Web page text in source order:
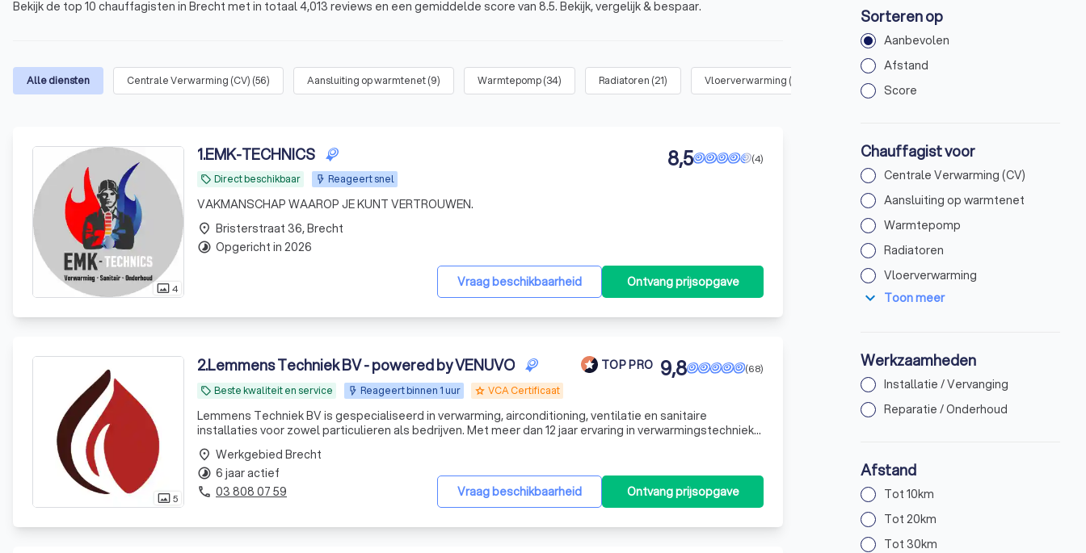
Bekijk de top 10 chauffagisten in Brecht met in totaal 4,013 reviews en een gemiddelde score van 8.5. Bekijk, vergelijk & bespaar.
Alle diensten Centrale Verwarming (CV) (56) Aansluiting op warmtenet(9) Warmtepomp(34) Radiatoren (21) Vloerverwarming ( Boiler / Geiser
photo_size_select_actual4
1.EMK-TECHNICS
local_offer Direct beschikbaar Reageert snel
(4)
8,5
VAKMANSCHAP WAAROP JE KUNT VERTROUWEN.
Vraag beschikbaarheid Ontvang prijsopgave
place Bristerstraat 36, Brecht
timelapse Opgericht in 2026
photo_size_select_actual5
2.Lemmens Techniek BV - powered by VENUVO TOP PRO
local_offer Beste kwaliteit en service Reageert binnen 1 uur grade VCA Certificaat
(68)
9,8
Lemmens Techniek BV is gespecialiseerd in verwarming, airconditioning, ventilatie en sanitaire
installaties voor zowel particulieren als bedrijven. Met meer dan 12 jaar ervaring in verwarmings­techniek
en ruim 3 jaar in residentiële airco- en warmtepompsystemen, staan wij garant voor vakmanschap, st
Vraag beschikbaarheid Ontvang prijsopgave
place Werkgebied Brecht
timelapse 6 jaar actief
phone 03 808 07 59
Sorteren op
Aanbevolen
Afstand
Score
Chauffagist voor
Centrale Verwarming (CV)
Aansluiting op warmtenet
Warmtepomp
Radiatoren
Vloerverwarming
expand_more Toon meer
Werkzaamheden
Installatie / Vervanging
Reparatie / Onderhoud
Afstand
Tot 10km
Tot 20km
Tot 30km